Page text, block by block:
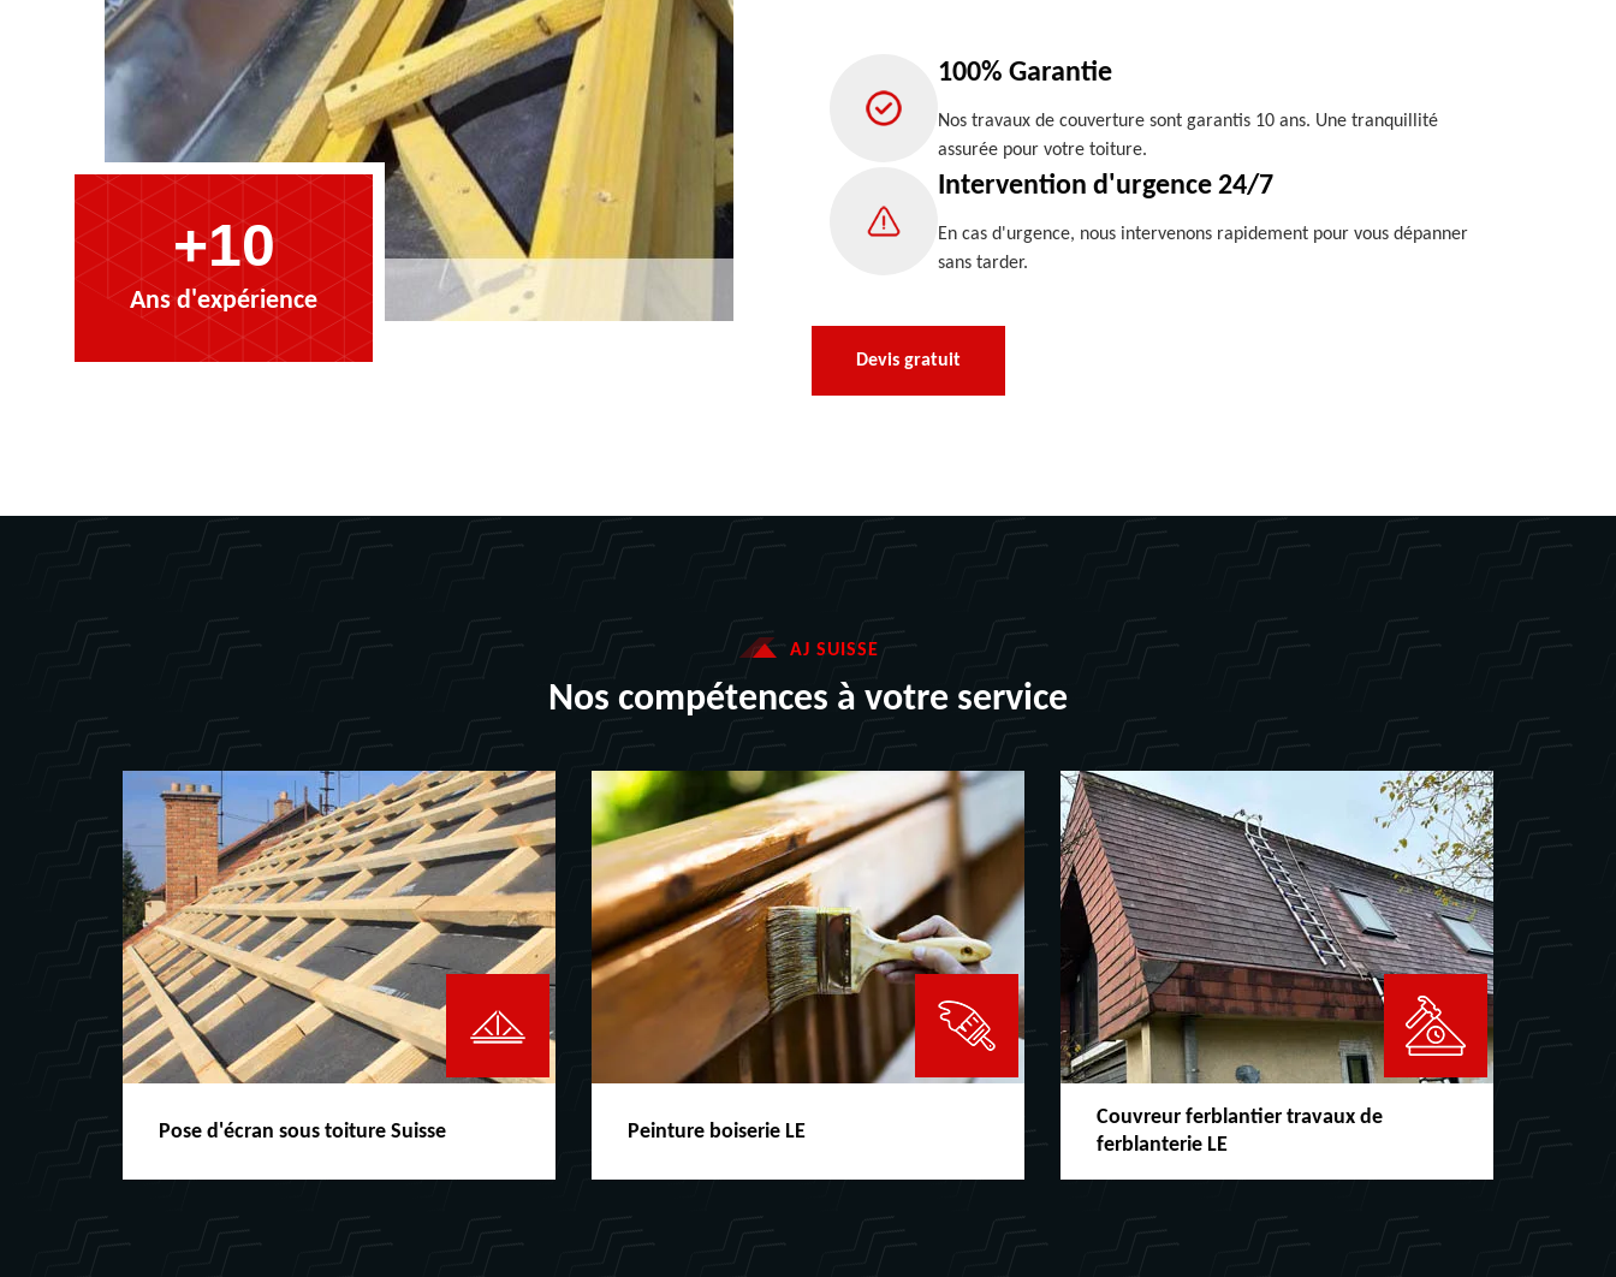
+10
Ans d'expérience
100% Garantie
Nos travaux de couverture sont garantis 10 ans. Une tranquillité
assurée pour votre toiture.
Intervention d'urgence 24/7
En cas d'urgence, nous intervenons rapidement pour vous dépanner
sans tarder.
Devis gratuit
AJ SUISSE
Nos compétences à votre service
Pose d'écran sous toiture Suisse Peinture boiserie LE
Couvreur ferblantier travaux de
ferblanterie LE